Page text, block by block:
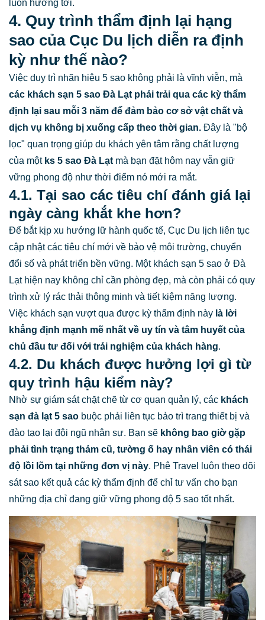
luôn hướng tới.
4. Quy trình thẩm định lại hạng
sao của Cục Du lịch diễn ra định
kỳ như thế nào?
Việc duy trì nhãn hiệu 5 sao không phải là vĩnh viễn, mà
các khách sạn 5 sao Đà Lạt phải trải qua các kỳ thẩm
định lại sau mỗi 3 năm để đảm bảo cơ sở vật chất và
dịch vụ không bị xuống cấp theo thời gian. Đây là "bộ
lọc" quan trọng giúp du khách yên tâm rằng chất lượng
của một ks 5 sao Đà Lạt mà bạn đặt hôm nay vẫn giữ
vững phong độ như thời điểm nó mới ra mắt.
4.1. Tại sao các tiêu chí đánh giá lại
ngày càng khắt khe hơn?
Để bắt kịp xu hướng lữ hành quốc tế, Cục Du lịch liên tục
cập nhật các tiêu chí mới về bảo vệ môi trường, chuyển
đổi số và phát triển bền vững. Một khách sạn 5 sao ở Đà
Lạt hiện nay không chỉ cần phòng đẹp, mà còn phải có quy
trình xử lý rác thải thông minh và tiết kiệm năng lượng.
Việc khách sạn vượt qua được kỳ thẩm định này là lời
khẳng định mạnh mẽ nhất về uy tín và tâm huyết của
chủ đầu tư đối với trải nghiệm của khách hàng.
4.2. Du khách được hưởng lợi gì từ
quy trình hậu kiểm này?
Nhờ sự giám sát chặt chẽ từ cơ quan quản lý, các khách
sạn đà lạt 5 sao buộc phải liên tục bảo trì trang thiết bị và
đào tạo lại đội ngũ nhân sự. Bạn sẽ không bao giờ gặp
phải tình trạng thảm cũ, tường ố hay nhân viên có thái
độ lồi lõm tại những đơn vị này. Phê Travel luôn theo dõi
sát sao kết quả các kỳ thẩm định để chỉ tư vấn cho bạn
những địa chỉ đang giữ vững phong độ 5 sao tốt nhất.